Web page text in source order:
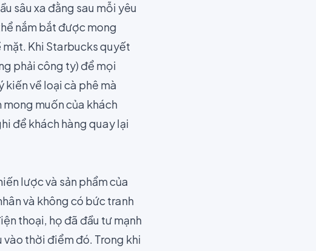
sâu xa đằng sau mỗi yêu
nắm bắt được mong
mặt. Khi Starbucks quyết
phải công ty) để mọi
về loại cà phê mà
mong muốn của khách
để khách hàng quay lại
lược và sản phẩm của
và không có bức tranh
thoại, họ đã đầu tư mạnh
vào thời điểm đó. Trong khi